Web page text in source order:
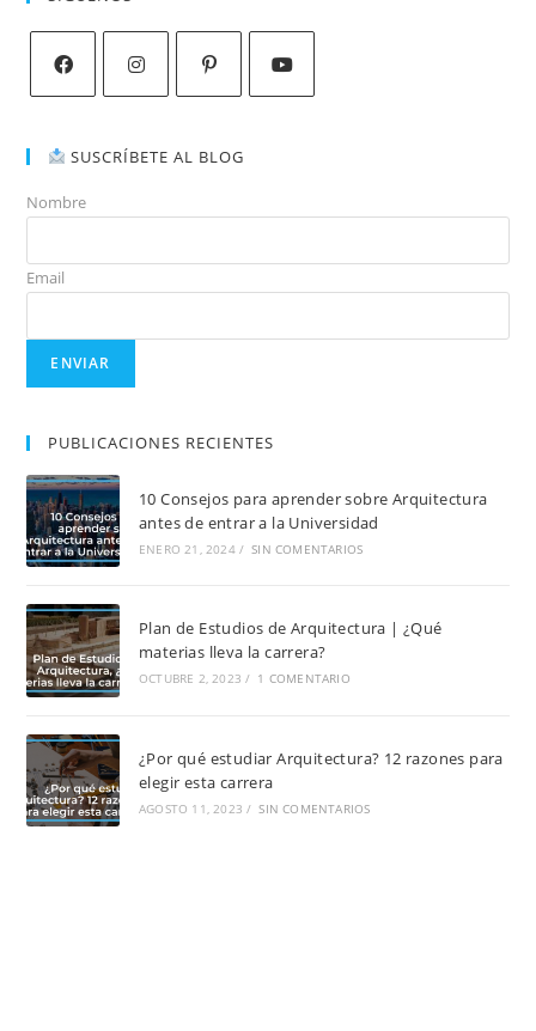
SUSCRÍBETE AL BLOG
Nombre
Email
PUBLICACIONES RECIENTES
10 Consejos para aprender sobre Arquitectura
antes de entrar a la Universidad
ENERO 21, 2024 / SIN COMENTARIOS
Plan de Estudios de Arquitectura | ¿Qué
materias lleva la carrera?
OCTUBRE 2, 2023 / 1 COMENTARIO
¿Por qué estudiar Arquitectura? 12 razones para
elegir esta carrera
AGOSTO 11, 2023 / SIN COMENTARIOS